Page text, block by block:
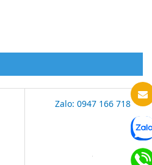
Zalo: 0947 166 718